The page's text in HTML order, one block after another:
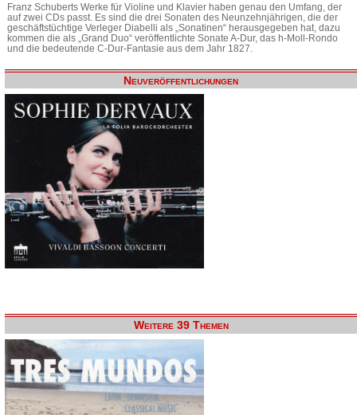
Franz Schuberts Werke für Violine und Klavier haben genau den Umfang, der
auf zwei CDs passt. Es sind die drei Sonaten des Neunzehnjährigen, die der
geschäftstüchtige Verleger Diabelli als „Sonatinen“ herausgegeben hat, dazu
kommen die als „Grand Duo“ veröffentlichte Sonate A-Dur, das h-Moll-Rondo
und die bedeutende C-Dur-Fantasie aus dem Jahr 1827.
Neuveröffentlichungen
Weitere 39 Themen